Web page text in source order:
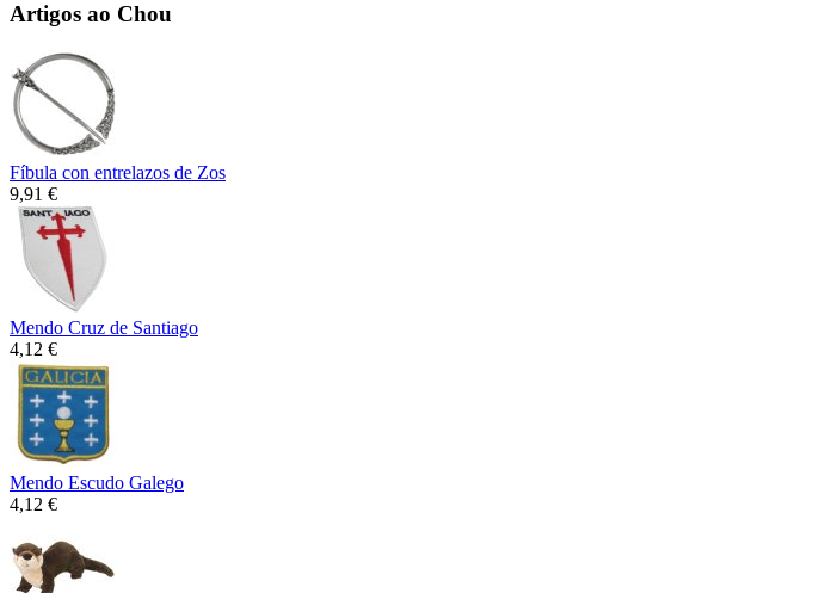
Artigos ao Chou
Fíbula con entrelazos de Zos
9,91 €
Mendo Cruz de Santiago
4,12 €
Mendo Escudo Galego
4,12 €